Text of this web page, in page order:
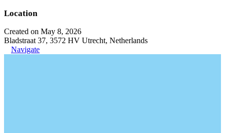
Location
Created on May 8, 2026
Bladstraat 37, 3572 HV Utrecht, Netherlands
Navigate